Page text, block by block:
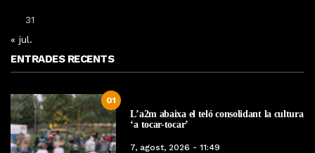
31
« jul.
ENTRADES RECENTS
01
L’a2m abaixa el teló consolidant la cultura
‘a tocar-tocar’
7, agost, 2026 - 11:49